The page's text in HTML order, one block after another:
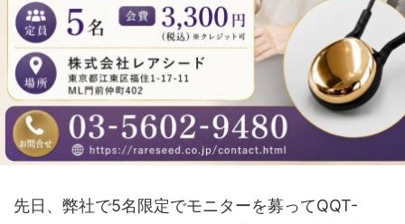
先日、弊社で5名限定でモニターを募ってQQT-